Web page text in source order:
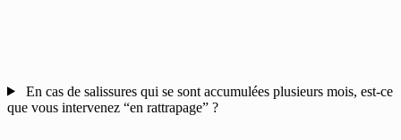
En cas de salissures qui se sont accumulées plusieurs mois, est-ce
que vous intervenez “en rattrapage” ?